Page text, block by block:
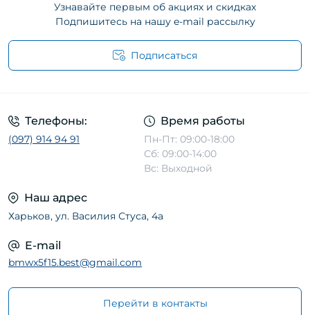
Узнавайте первым об акциях и скидках
Подпишитесь на нашу e-mail рассылку
Подписаться
Телефоны:
(097) 914 94 91
Время работы
Пн-Пт: 09:00-18:00
Сб: 09:00-14:00
Вс: Выходной
Наш адрес
Харьков, ул. Василия Стуса, 4а
E-mail
bmwx5f15.best@gmail.com
Перейти в контакты